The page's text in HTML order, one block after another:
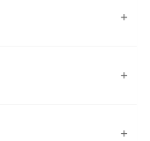
+
+
+